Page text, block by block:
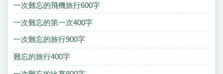
一次難忘的飛機旅行600字
一次難忘的第一次400字
一次難忘的旅行900字
難忘的旅行400字